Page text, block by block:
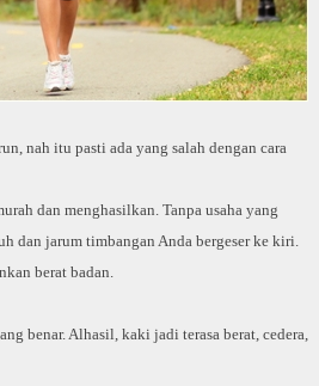
nah itu pasti ada yang salah dengan cara
dan menghasilkan. Tanpa usaha yang
dan jarum timbangan Anda bergeser ke kiri.
berat badan.
benar. Alhasil, kaki jadi terasa berat, cedera,